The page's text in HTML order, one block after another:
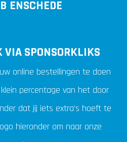
ENSCHEDE
VIA SPONSORKLIKS
online bestellingen te doen
percentage van het door
dat jij iets extra's hoeft te
hieronder om naar onze